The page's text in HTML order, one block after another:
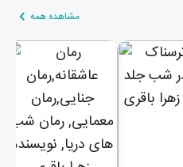
مشاهده همه